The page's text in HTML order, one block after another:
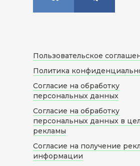
Пользовательское
Политика
Согласие на обработку
персональных данных
Согласие на обработку
персональных данных в
рекламы
Согласие на получение
информации